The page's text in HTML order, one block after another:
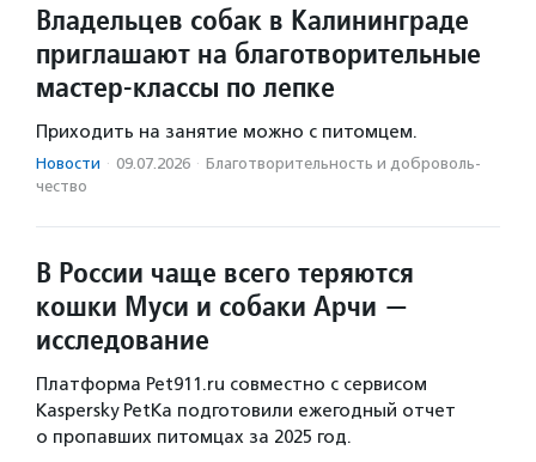
Владельцев собак в Калининграде
приглашают на благотворительные
мастер-классы по лепке
Приходить на занятие можно с питомцем.
Новости · 09.07.2026 · Благотвори­тель­ность и доброволь­
чест­во
В России чаще всего теряются
кошки Муси и собаки Арчи —
исследование
Платформа Pet911.ru совместно с сервисом
Kaspersky PetKa подготовили ежегодный отчет
о пропавших питомцах за 2025 год.